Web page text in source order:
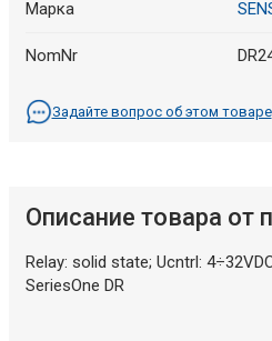
Марка
NomNr
Задайте вопрос об этом товаре
Описание товара от
Relay: solid state; Ucntrl:
SeriesOne DR